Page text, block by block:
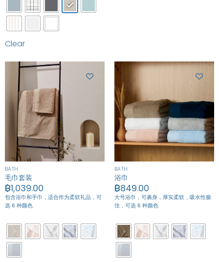
Clear
BATH
毛巾套装
฿1,039.00
包含浴巾和手巾，适合作为柔软礼品， 可
选 6 种颜色
BATH
浴巾
฿849.00
大号浴巾，可裹身，厚实柔软，吸水性极
佳，可选 6 种颜色